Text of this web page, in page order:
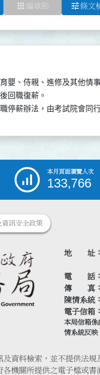
apps 編章節 tune條文
嬰、侍親、進修及其他情
回職復薪。
停薪辦法，由考試院會同
本月頁面瀏覽人次
133,766
資訊安全政策
地 址
電 話
傳 真
陳情系統
電子信箱
本局信箱係
情系統反映
資料檢索，並不提供法
機關所提供之電子檔或